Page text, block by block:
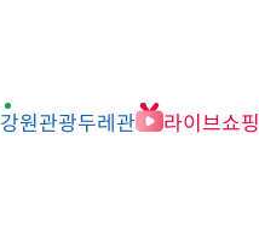
강원관광두레관 라이브쇼핑